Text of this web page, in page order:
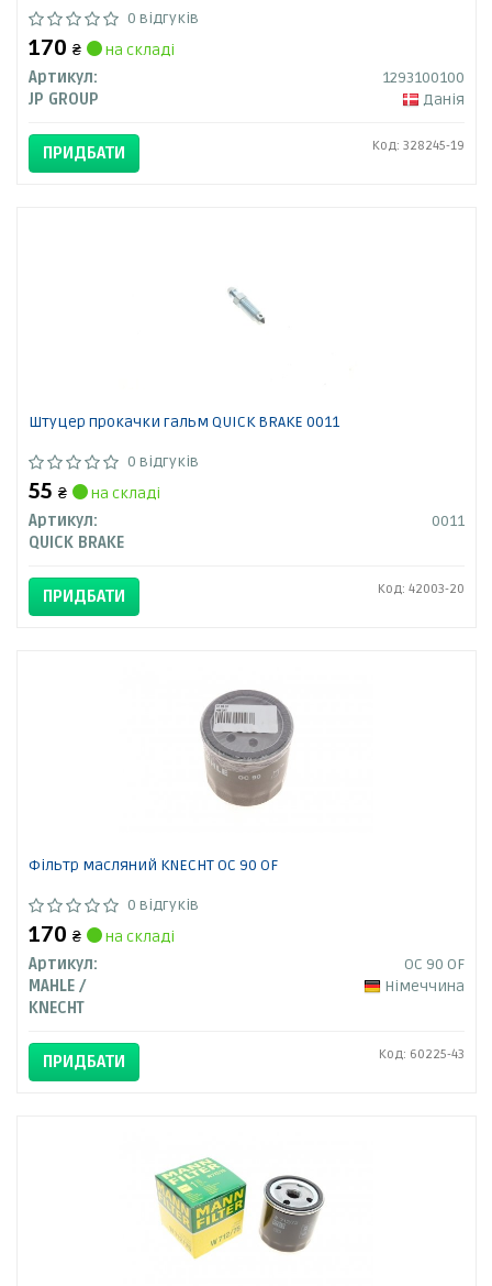
0 відгуків
170 ₴
на складі
Артикул:
1293100100
JP GROUP
Данія
ПРИДБАТИ Код: 328245-19
Штуцер прокачки гальм QUICK BRAKE 0011
0 відгуків
55 ₴
на складі
Артикул:
0011
QUICK BRAKE
ПРИДБАТИ Код: 42003-20
Фільтр масляний KNECHT OC 90 OF
0 відгуків
170 ₴
на складі
Артикул:
OC 90 OF
MAHLE /
KNECHT
Німеччина
ПРИДБАТИ Код: 60225-43